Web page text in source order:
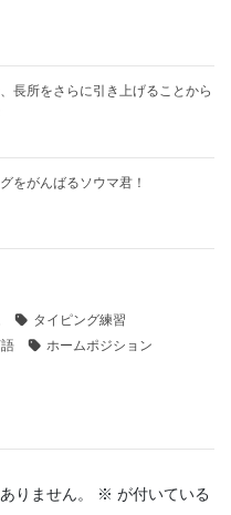
長所をさらに引き上げることから
をがんばるソウマ君！
タイピング練習
ホームポジション
りません。 ※ が付いている